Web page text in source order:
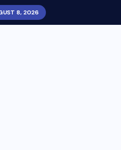
8, 2026